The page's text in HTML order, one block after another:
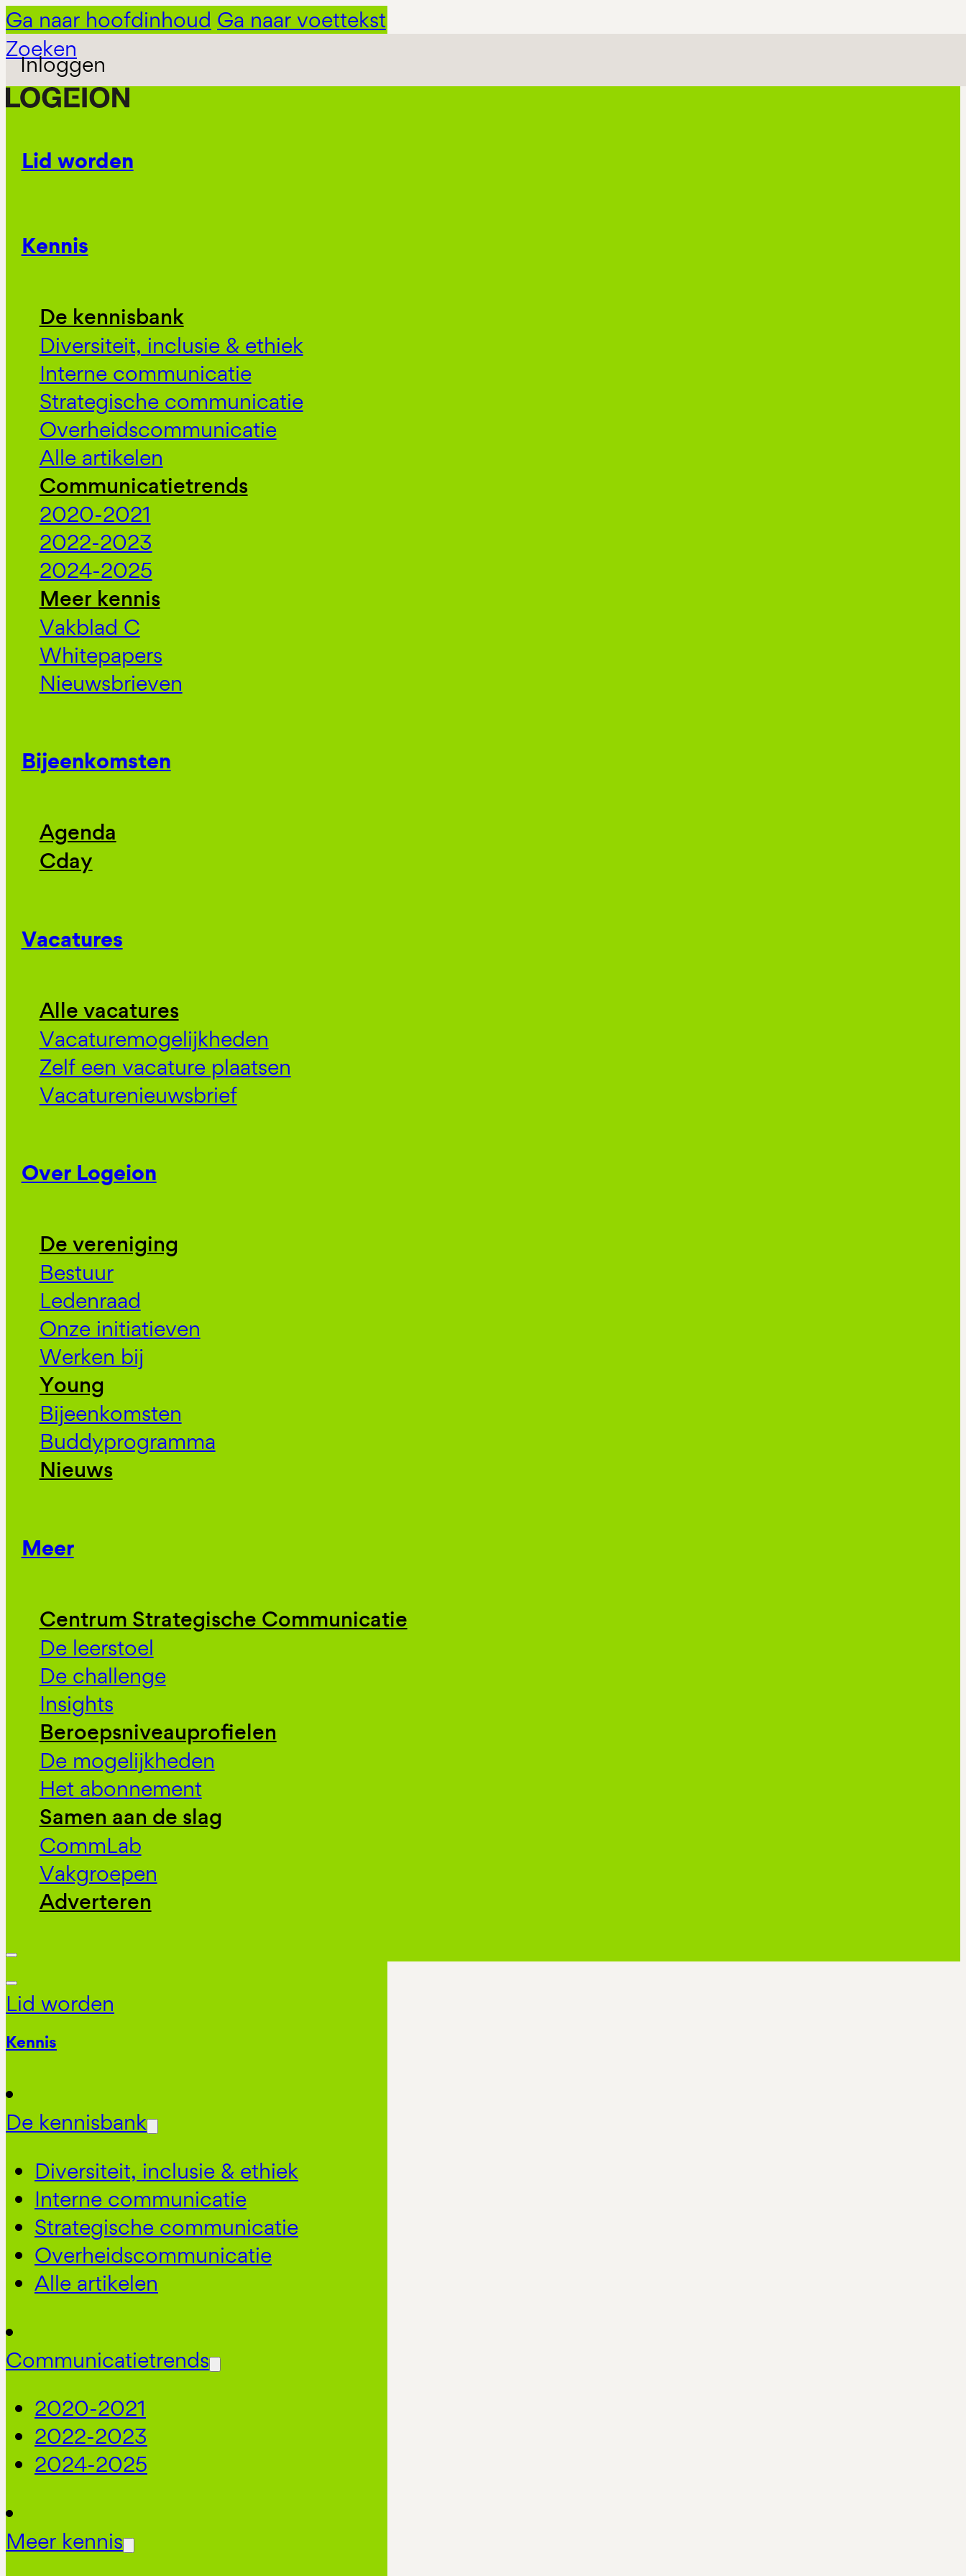
Ga naar hoofdinhoud Ga naar voettekst
Zoeken
Inloggen
Lid worden
Kennis
De kennisbank
Diversiteit, inclusie & ethiek
Interne communicatie
Strategische communicatie
Overheidscommunicatie
Alle artikelen
Communicatietrends
2020-2021
2022-2023
2024-2025
Meer kennis
Vakblad C
Whitepapers
Nieuwsbrieven
Bijeenkomsten
Agenda
Cday
Vacatures
Alle vacatures
Vacaturemogelijkheden
Zelf een vacature plaatsen
Vacaturenieuwsbrief
Over Logeion
De vereniging
Bestuur
Ledenraad
Onze initiatieven
Werken bij
Young
Bijeenkomsten
Buddyprogramma
Nieuws
Meer
Centrum Strategische Communicatie
De leerstoel
De challenge
Insights
Beroepsniveauprofielen
De mogelijkheden
Het abonnement
Samen aan de slag
CommLab
Vakgroepen
Adverteren
Lid worden
Kennis
De kennisbank
Diversiteit, inclusie & ethiek
Interne communicatie
Strategische communicatie
Overheidscommunicatie
Alle artikelen
Communicatietrends
2020-2021
2022-2023
2024-2025
Meer kennis